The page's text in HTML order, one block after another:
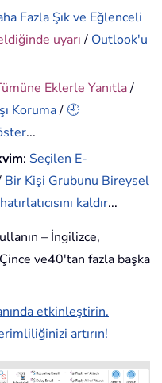
Fazla Şık ve Eğlenceli
uyarı/ Outlook'u
Eklerle Yanıtla/
Koruma/ 🕘
...
: Seçilen E-
Bir Kişi Grubunu Bireysel
kaldır...
– İngilizce,
ve40'tan fazla başka
etkinleştirin.
artırın!